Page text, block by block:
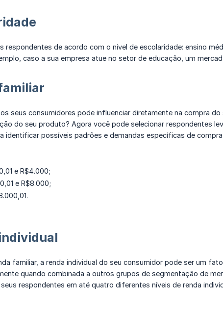
respondentes de acordo com o nível de escolaridade: ensino
caso a sua empresa atue no setor de educação, um
seus consumidores pode influenciar diretamente na compra
do seu produto? Agora você pode selecionar respondentes
identificar possíveis padrões e demandas específicas de
e R$4.000;
e R$8.000;
familiar, a renda individual do seu consumidor pode ser um
quando combinada a outros grupos de segmentação de
respondentes em até quatro diferentes níveis de renda